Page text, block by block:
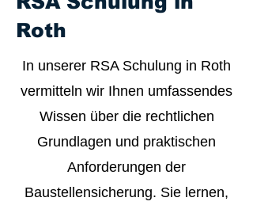
Roth
In unserer RSA Schulung in Roth
vermitteln wir Ihnen umfassendes
Wissen über die rechtlichen
Grundlagen und praktischen
Anforderungen der
Baustellensicherung. Sie lernen,